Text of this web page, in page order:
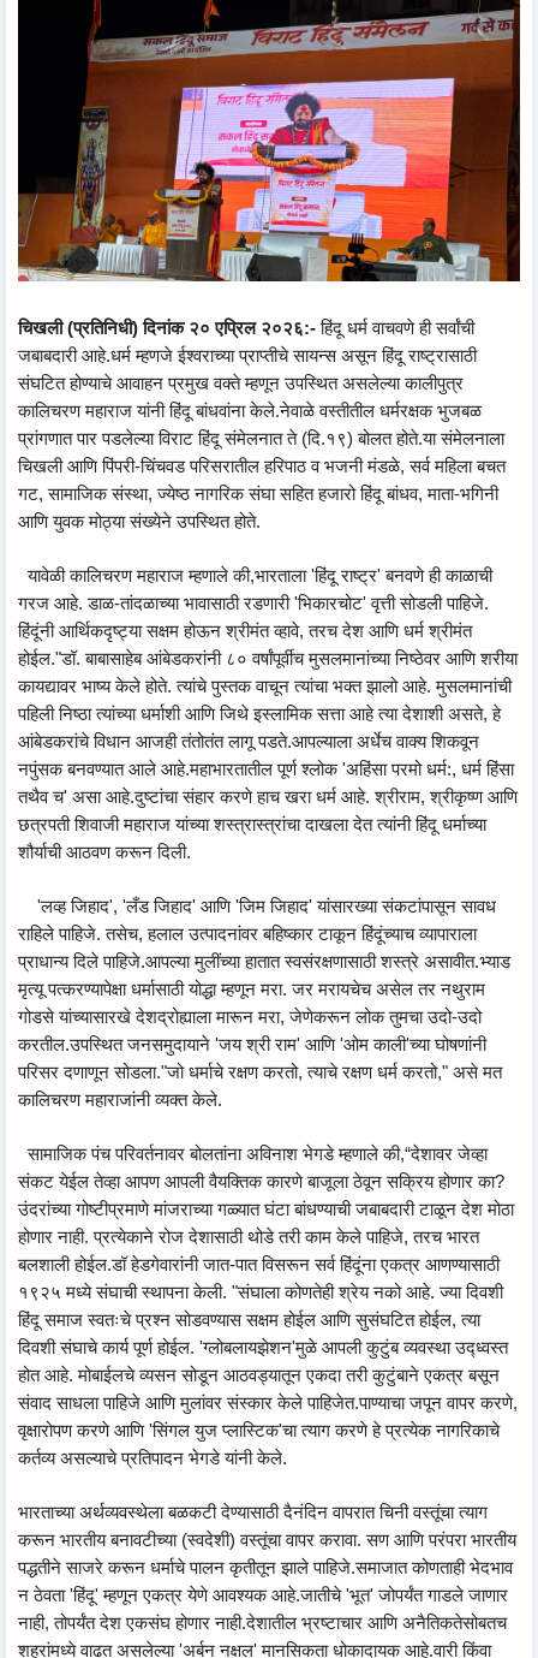
चिखली (प्रतिनिधी) दिनांक २० एप्रिल २०२६:-हिंदू धर्म वाचवणे ही सर्वांची
जबाबदारी आहे.धर्म म्हणजे ईश्वराच्या प्राप्तीचे सायन्स असून हिंदू राष्ट्रासाठी
संघटित होण्याचे आवाहन प्रमुख वक्ते म्हणून उपस्थित असलेल्या कालीपुत्र
कालिचरण महाराज यांनी हिंदू बांधवांना केले.नेवाळे वस्तीतील धर्मरक्षक भुजबळ
प्रांगणात पार पडलेल्या विराट हिंदू संमेलनात ते (दि.१९) बोलत होते.या संमेलनाला
चिखली आणि पिंपरी-चिंचवड परिसरातील हरिपाठ व भजनी मंडळे, सर्व महिला बचत
गट, सामाजिक संस्था, ज्येष्ठ नागरिक संघा सहित हजारो हिंदू बांधव, माता-भगिनी
आणि युवक मोठ्या संख्येने उपस्थित होते.
यावेळी कालिचरण महाराज म्हणाले की,भारताला 'हिंदू राष्ट्र' बनवणे ही काळाची
गरज आहे. डाळ-तांदळाच्या भावासाठी रडणारी 'भिकारचोट' वृत्ती सोडली पाहिजे.
हिंदूंनी आर्थिकदृष्ट्या सक्षम होऊन श्रीमंत व्हावे, तरच देश आणि धर्म श्रीमंत
होईल."डॉ. बाबासाहेब आंबेडकरांनी ८० वर्षांपूर्वीच मुसलमानांच्या निष्ठेवर आणि शरीया
कायद्यावर भाष्य केले होते. त्यांचे पुस्तक वाचून त्यांचा भक्त झालो आहे. मुसलमानांची
पहिली निष्ठा त्यांच्या धर्माशी आणि जिथे इस्लामिक सत्ता आहे त्या देशाशी असते, हे
आंबेडकरांचे विधान आजही तंतोतंत लागू पडते.आपल्याला अर्धेच वाक्य शिकवून
नपुंसक बनवण्यात आले आहे.महाभारतातील पूर्ण श्लोक 'अहिंसा परमो धर्म:, धर्म हिंसा
तथैव च' असा आहे.दुष्टांचा संहार करणे हाच खरा धर्म आहे. श्रीराम, श्रीकृष्ण आणि
छत्रपती शिवाजी महाराज यांच्या शस्त्रास्त्रांचा दाखला देत त्यांनी हिंदू धर्माच्या
शौर्याची आठवण करून दिली.
'लव्ह जिहाद', 'लँड जिहाद' आणि 'जिम जिहाद' यांसारख्या संकटांपासून सावध
राहिले पाहिजे. तसेच, हलाल उत्पादनांवर बहिष्कार टाकून हिंदूंच्याच व्यापाराला
प्राधान्य दिले पाहिजे.आपल्या मुलींच्या हातात स्वसंरक्षणासाठी शस्त्रे असावीत.भ्याड
मृत्यू पत्करण्यापेक्षा धर्मासाठी योद्धा म्हणून मरा. जर मरायचेच असेल तर नथुराम
गोडसे यांच्यासारखे देशद्रोह्याला मारून मरा, जेणेकरून लोक तुमचा उदो-उदो
करतील.उपस्थित जनसमुदायाने 'जय श्री राम' आणि 'ओम काली'च्या घोषणांनी
परिसर दणाणून सोडला."जो धर्माचे रक्षण करतो, त्याचे रक्षण धर्म करतो," असे मत
कालिचरण महाराजांनी व्यक्त केले.
सामाजिक पंच परिवर्तनावर बोलतांना अविनाश भेगडे म्हणाले की,“देशावर जेव्हा
संकट येईल तेव्हा आपण आपली वैयक्तिक कारणे बाजूला ठेवून सक्रिय होणार का?
उंदरांच्या गोष्टीप्रमाणे मांजराच्या गळ्यात घंटा बांधण्याची जबाबदारी टाळून देश मोठा
होणार नाही. प्रत्येकाने रोज देशासाठी थोडे तरी काम केले पाहिजे, तरच भारत
बलशाली होईल.डॉ हेडगेवारांनी जात-पात विसरून सर्व हिंदूंना एकत्र आणण्यासाठी
१९२५ मध्ये संघाची स्थापना केली. "संघाला कोणतेही श्रेय नको आहे. ज्या दिवशी
हिंदू समाज स्वतःचे प्रश्न सोडवण्यास सक्षम होईल आणि सुसंघटित होईल, त्या
दिवशी संघाचे कार्य पूर्ण होईल. 'ग्लोबलायझेशन'मुळे आपली कुटुंब व्यवस्था उद्ध्वस्त
होत आहे. मोबाईलचे व्यसन सोडून आठवड्यातून एकदा तरी कुटुंबाने एकत्र बसून
संवाद साधला पाहिजे आणि मुलांवर संस्कार केले पाहिजेत.पाण्याचा जपून वापर करणे,
वृक्षारोपण करणे आणि 'सिंगल युज प्लास्टिक'चा त्याग करणे हे प्रत्येक नागरिकाचे
कर्तव्य असल्याचे प्रतिपादन भेगडे यांनी केले.
भारताच्या अर्थव्यवस्थेला बळकटी देण्यासाठी दैनंदिन वापरात चिनी वस्तूंचा त्याग
करून भारतीय बनावटीच्या (स्वदेशी) वस्तूंचा वापर करावा. सण आणि परंपरा भारतीय
पद्धतीने साजरे करून धर्माचे पालन कृतीतून झाले पाहिजे.समाजात कोणताही भेदभाव
न ठेवता 'हिंदू' म्हणून एकत्र येणे आवश्यक आहे.जातीचे 'भूत' जोपर्यंत गाडले जाणार
नाही, तोपर्यंत देश एकसंघ होणार नाही.देशातील भ्रष्टाचार आणि अनैतिकतेसोबतच
शहरांमध्ये वाढत असलेल्या 'अर्बन नक्षल' मानसिकता धोकादायक आहे.वारी किंवा